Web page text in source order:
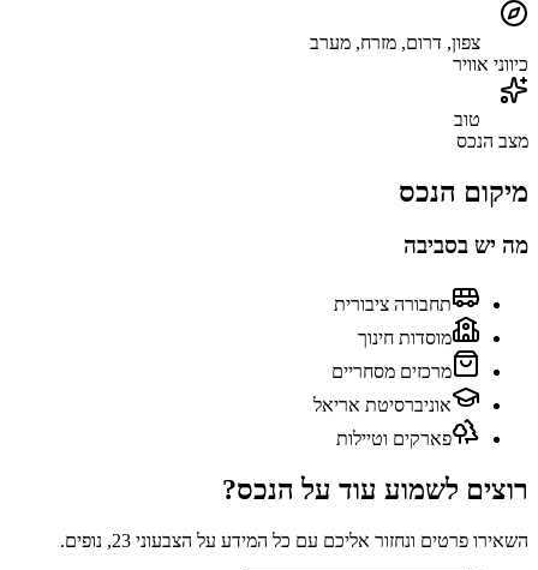
צפון, דרום, מזרח, מערב
כיווני אוויר
טוב
מצב הנכס
מיקום הנכס
מה יש בסביבה
תחבורה ציבורית
מוסדות חינוך
מרכזים מסחריים
אוניברסיטת אריאל
פארקים וטיילות
רוצים לשמוע עוד על הנכס?
השאירו פרטים ונחזור אליכם עם כל המידע על הצבעוני 23, נופים .